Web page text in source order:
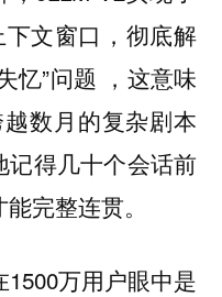
下文窗口，彻底解
忆”问题 ，这意味
数月的复杂剧本
得几十个会话前
完整连贯。
万用户眼中是